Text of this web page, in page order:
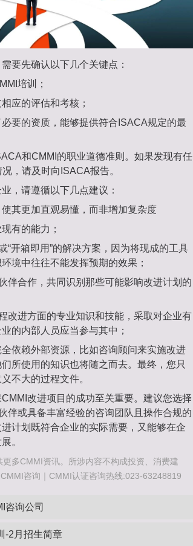
要先确认以下几个关键点：
培训；
应的评估和考核；
要的资质，能够提供符合ISACA规定的最
和CMMI的职业道德准则。如果发现有任
，请及时向ISACA报告。
，请遵循以下几点建议：
其更加直观易懂，而非增加复杂度
有的能力；
“开箱即用”的解决方案，因为将现成的工具
境中往往不能发挥预期的效果；
伴合作，共同识别那些可能影响改进计划的
改进方面的专业知识和技能，采取对企业有
的内部人员应当参与其中；
依赖外部资源，比如咨询顾问来实施改进
所使用的知识也将随之而去。最终，您只
不大的过程文件。
改进项目的成功至关重要。建议您选择
伴或具备丰富经验的咨询团队且操作合规的
计划既符合企业的实际需要，又能够在企
。
多CMMI资讯。所涉内容不构成投资、消费建
咨询｜CMMI认证咨询热线:023-63248819
咨询公司
-2月招生简章